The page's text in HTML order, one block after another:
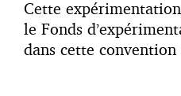
Cette
le Fonds
dans cette